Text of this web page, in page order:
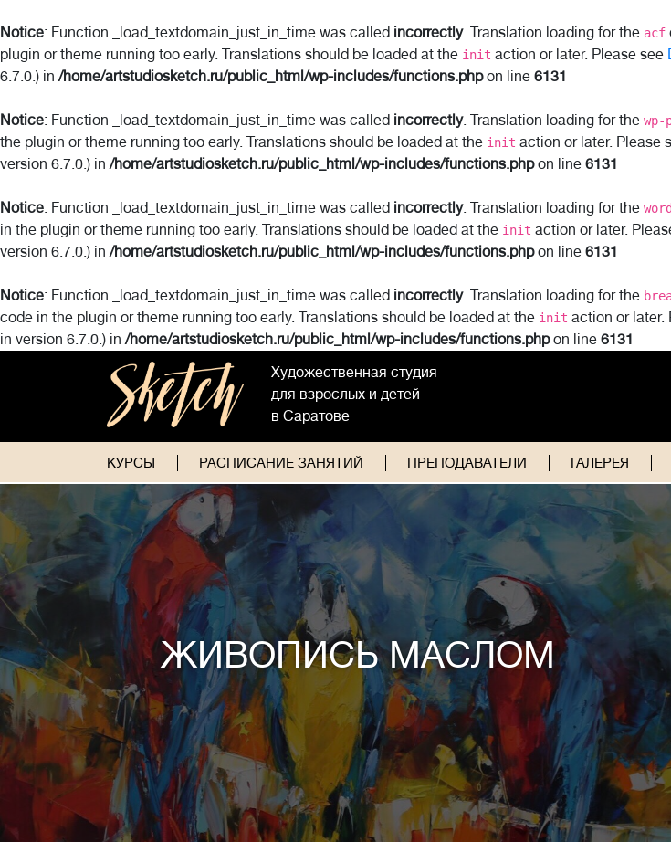
Notice: Function _load_textdomain_just_in_time was called incorrectly. Translation loading for the acf
plugin or theme running too early. Translations should be loaded at the init action or later. Please see
6.7.0.) in/home/artstudiosketch.ru/public_html/wp-includes/functions.phpon line 6131
Notice: Function _load_textdomain_just_in_time was called incorrectly. Translation loading for the wp-
the plugin or theme running too early. Translations should be loaded at the init action or later. Please
version 6.7.0.) in/home/artstudiosketch.ru/public_html/wp-includes/functions.phpon line 6131
Notice: Function _load_textdomain_just_in_time was called incorrectly. Translation loading for the
in the plugin or theme running too early. Translations should be loaded at the init action or later.
version 6.7.0.) in/home/artstudiosketch.ru/public_html/wp-includes/functions.phpon line 6131
Notice: Function _load_textdomain_just_in_time was called incorrectly. Translation loading for the
code in the plugin or theme running too early. Translations should be loaded at the init action or later.
in version 6.7.0.) in/home/artstudiosketch.ru/public_html/wp-includes/functions.phpon line 6131
Художественная студия
для взрослых и детей
в Саратове
КУРСЫ РАСПИСАНИЕ ЗАНЯТИЙ ПРЕПОДАВАТЕЛИ ГАЛЕРЕЯ
ЖИВОПИСЬ МАСЛОМ